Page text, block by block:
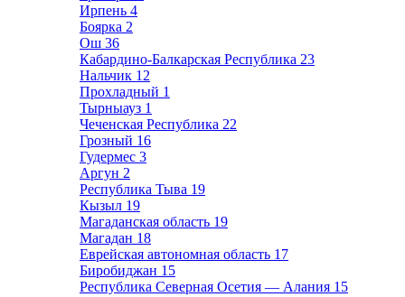
Ирпень 4
Боярка 2
Ош 36
Кабардино-Балкарская Республика 23
Нальчик 12
Прохладный 1
Тырныауз 1
Чеченская Республика 22
Грозный 16
Гудермес 3
Аргун 2
Республика Тыва 19
Кызыл 19
Магаданская область 19
Магадан 18
Еврейская автономная область 17
Биробиджан 15
Республика Северная Осетия — Алания 15